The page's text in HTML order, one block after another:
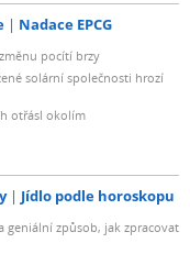
Nadace EPCG
pocítí brzy
solární společnosti hrozí
otřásl okolím
Jídlo podle horoskopu
geniální způsob, jak zpracovat